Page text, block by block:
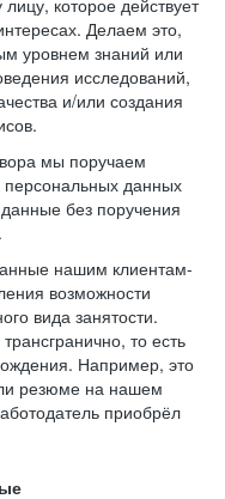
которое действует
Делаем это,
уровнем знаний или
исследований,
и/или создания
мы поручаем
персональных данных
без поручения
нашим клиентам-
возможности
вида занятости.
то есть
Например, это
резюме на нашем
приобрёл